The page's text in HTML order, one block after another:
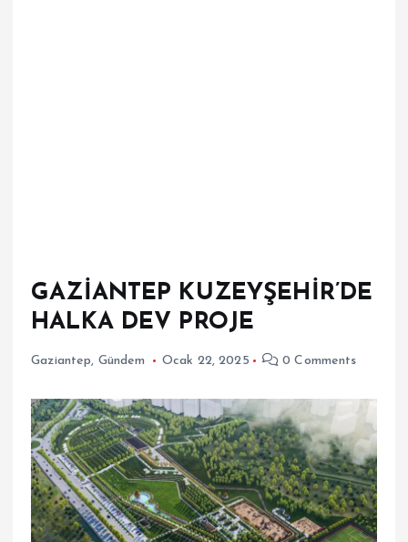
GAZİANTEP KUZEYŞEHİR’DE
HALKA DEV PROJE
Gaziantep, Gündem Ocak 22, 2025 0 Comments